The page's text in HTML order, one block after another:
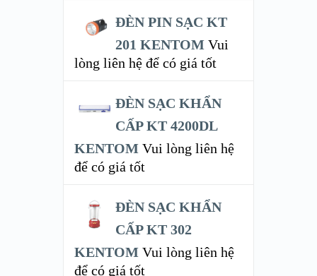
ĐÈN PIN SẠC KT
201 KENTOM Vui
lòng liên hệ để có giá tốt
ĐÈN SẠC KHẨN
CẤP KT 4200DL
KENTOM Vui lòng liên hệ
để có giá tốt
ĐÈN SẠC KHẨN
CẤP KT 302
KENTOM Vui lòng liên hệ
để có giá tốt